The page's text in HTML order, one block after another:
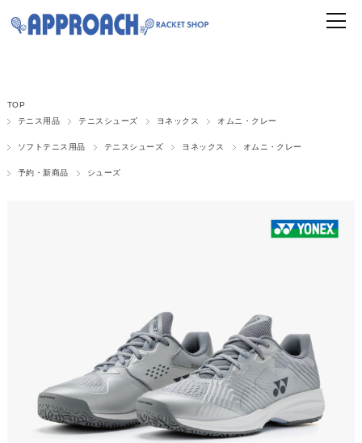
TOP
テニス用品
テニスシューズ ヨネックス オムニ・クレー
ソフトテニス用品 テニスシューズ ヨネックス オムニ・クレー
予約・新商品 シューズ